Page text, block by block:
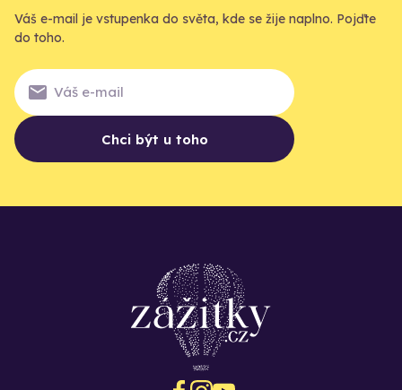
Váš e-mail je vstupenka do světa, kde se žije naplno. Pojďte
do toho.
Chci být u toho